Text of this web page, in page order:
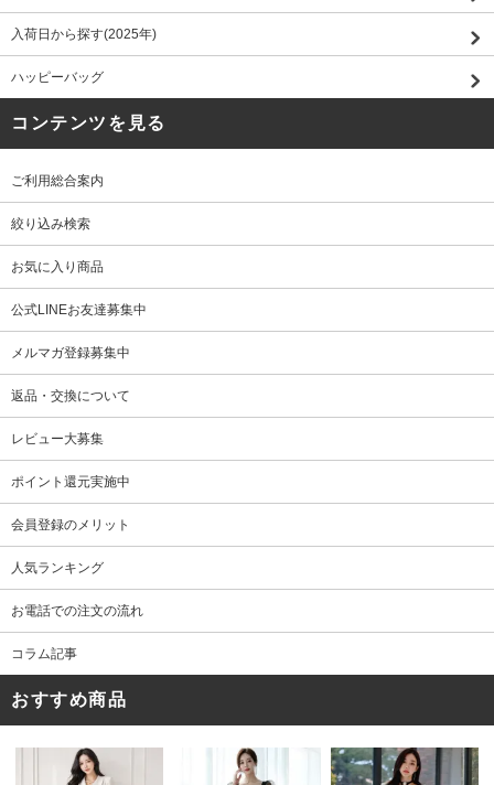
入荷日から探す(2025年)
ハッピーバッグ
コンテンツを見る
ご利用総合案内
絞り込み検索
お気に入り商品
公式LINEお友達募集中
メルマガ登録募集中
返品・交換について
レビュー大募集
ポイント還元実施中
会員登録のメリット
人気ランキング
お電話での注文の流れ
コラム記事
おすすめ商品